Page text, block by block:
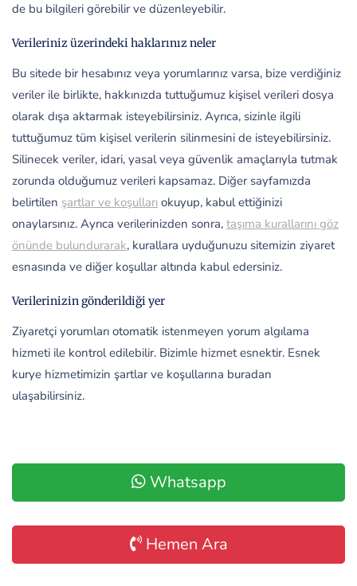
de bu bilgileri görebilir ve düzenleyebilir.
Verileriniz üzerindeki haklarınız neler
Bu sitede bir hesabınız veya yorumlarınız varsa, bize verdiğiniz
veriler ile birlikte, hakkınızda tuttuğumuz kişisel verileri dosya
olarak dışa aktarmak isteyebilirsiniz. Ayrıca, sizinle ilgili
tuttuğumuz tüm kişisel verilerin silinmesini de isteyebilirsiniz.
Silinecek veriler, idari, yasal veya güvenlik amaçlarıyla tutmak
zorunda olduğumuz verileri kapsamaz. Diğer sayfamızda
belirtilen şartlar ve koşulları okuyup, kabul ettiğinizi
onaylarsınız. Ayrıca verilerinizden sonra, taşıma kurallarını göz
önünde bulundurarak, kurallara uyduğunuzu sitemizin ziyaret
esnasında ve diğer koşullar altında kabul edersiniz.
Verilerinizin gönderildiği yer
Ziyaretçi yorumları otomatik istenmeyen yorum algılama
hizmeti ile kontrol edilebilir. Bizimle hizmet esnektir. Esnek
kurye hizmetimizin şartlar ve koşullarına buradan
ulaşabilirsiniz.
Whatsapp
Hemen Ara